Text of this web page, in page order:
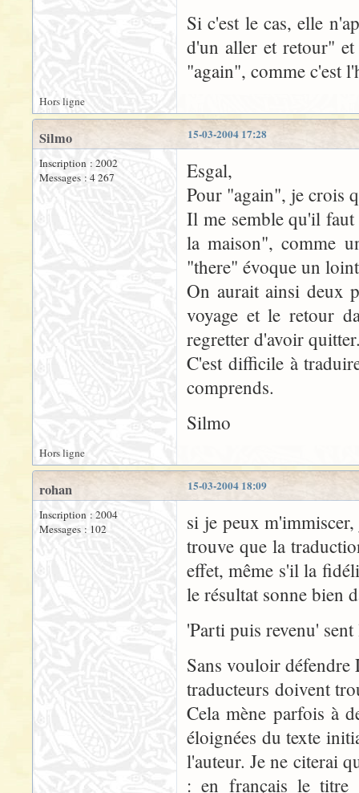
Si c'est le cas, elle
d'un aller et retour" et
"again", comme c'est
Hors ligne
15-03-2004 17:28
Silmo
Inscription : 2002
Messages : 4 267
Esgal,
Pour "again", je crois
Il me semble qu'il faut
la maison", comme
"there" évoque un
On aurait ainsi deux
voyage et le retour
regretter d'avoir
C'est difficile à
comprends.
Silmo
Hors ligne
15-03-2004 18:09
rohan
Inscription : 2004
Messages : 102
si je peux
trouve que la
effet, même s'il la
le résultat sonne bien
'Parti puis revenu'
Sans vouloir
traducteurs doivent
Cela mène parfois à
éloignées du texte
l'auteur. Je ne citerai
: en français le titre